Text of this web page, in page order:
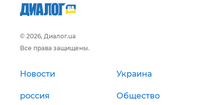
© 2026, Диалог.ua
Все права защищены.
Новости Украина
россия Общество